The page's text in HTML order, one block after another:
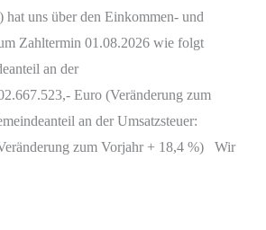
hat uns über den Einkommen- und
Zahltermin 01.08.2026 wie folgt
an der
Euro (Veränderung zum
an der Umsatzsteuer:
zum Vorjahr + 18,4 %) Wir